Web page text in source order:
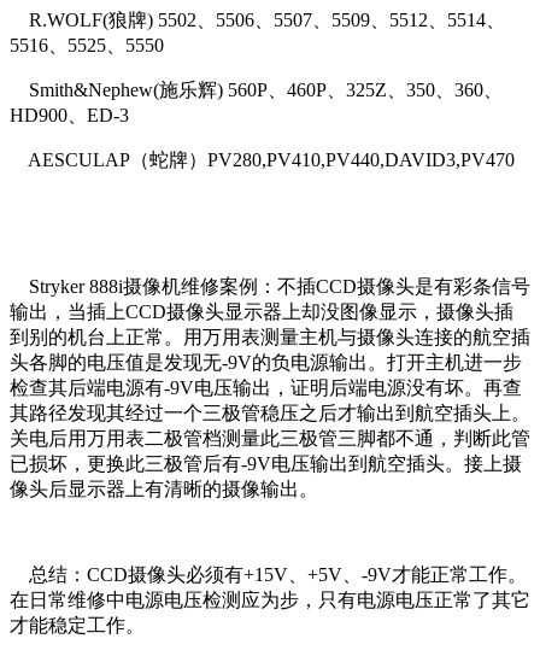
R.WOLF(狼牌) 5502、5506、5507、5509、5512、5514、
5516、5525、5550
Smith&Nephew(施乐辉) 560P、460P、325Z、350、360、
HD900、ED-3
AESCULAP（蛇牌）PV280,PV410,PV440,DAVID3,PV470
Stryker 888i摄像机维修案例：不插CCD摄像头是有彩条信号
输出，当插上CCD摄像头显示器上却没图像显示，摄像头插
到别的机台上正常。用万用表测量主机与摄像头连接的航空插
头各脚的电压值是发现无-9V的负电源输出。打开主机进一步
检查其后端电源有-9V电压输出，证明后端电源没有坏。再查
其路径发现其经过一个三极管稳压之后才输出到航空插头上。
关电后用万用表二极管档测量此三极管三脚都不通，判断此管
已损坏，更换此三极管后有-9V电压输出到航空插头。接上摄
像头后显示器上有清晰的摄像输出。
总结：CCD摄像头必须有+15V、+5V、-9V才能正常工作。
在日常维修中电源电压检测应为步，只有电源电压正常了其它
才能稳定工作。